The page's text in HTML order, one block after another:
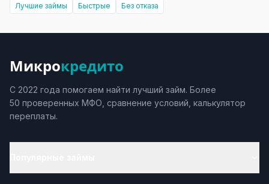
Лучшие займы Быстрые Без отказа
Микрокредито
С 2022 года помогаем найти лучший займ. Более
50 проверенных МФО, сравнение условий, калькулятор
переплаты.